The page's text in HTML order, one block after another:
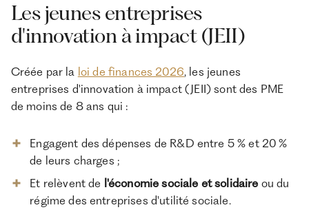
Les jeunes entreprises
d'innovation à impact (JEII)
Créée par la loi de finances 2026, les jeunes
entreprises d'innovation à impact (JEII) sont des PME
de moins de 8 ans qui :
Engagent des dépenses de R&D entre 5 % et 20 %
de leurs charges ;
Et relèvent de l'économie sociale et solidaire ou du
régime des entreprises d'utilité sociale.